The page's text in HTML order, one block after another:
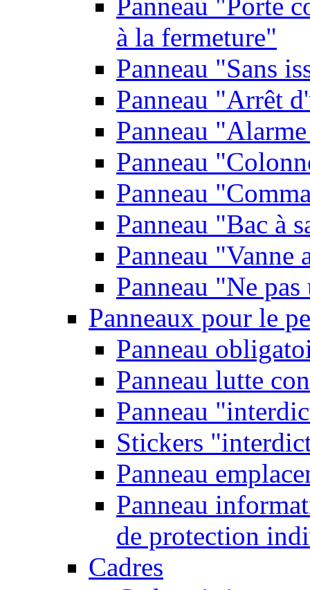
à la fermeture"
Panneau "Sans
Panneau "Arrêt
Panneau
Panneau
Panneau
Panneau "Bac à
Panneau "Vanne
Panneau "Ne
Panneaux pour le
Panneau
Panneau lutte
Panneau
Stickers
Panneau
Panneau
de protection
Cadres